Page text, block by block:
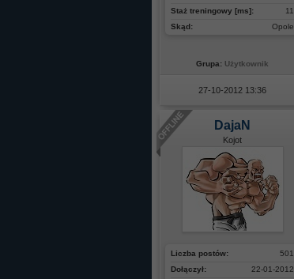
11
Staż treningowy [ms]:
Opole
Skąd:
Grupa: Użytkownik
27-10-2012 13:36
DajaN
Kojot
501
Liczba postów:
22-01-2012
Dołączył: